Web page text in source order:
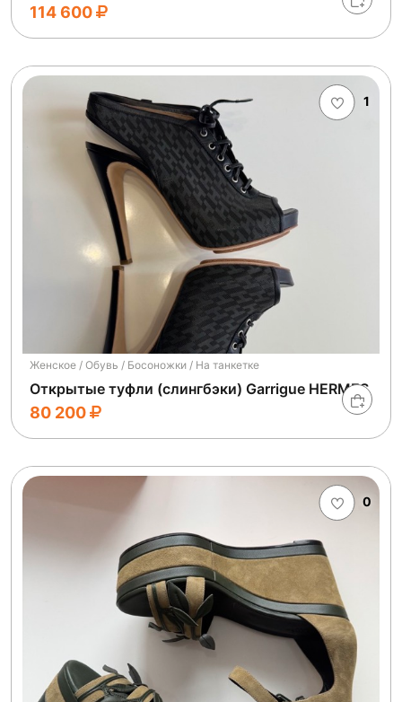
114 600
1
Женское / Обувь / Босоножки / На танкетке
Открытые туфли (слингбэки) Garrigue HERMES
80 200
0